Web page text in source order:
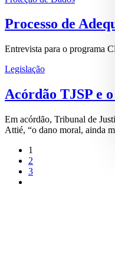
Processo de
Entrevista para o programa
Legislação
Acórdão TJSP e
Em acórdão, Tribunal de
Attié, “o dano moral, ainda
1
2
3